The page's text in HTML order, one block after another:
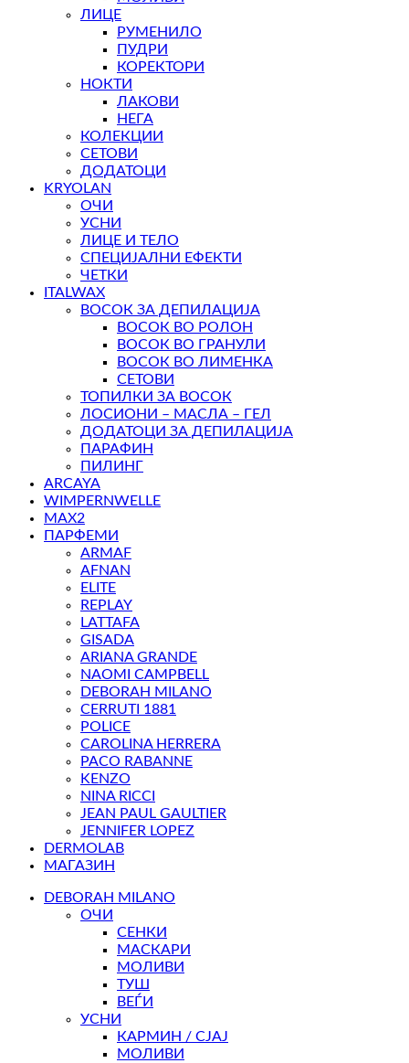
ЛИЦЕ
РУМЕНИЛО
ПУДРИ
КОРЕКТОРИ
НОКТИ
ЛАКОВИ
НЕГА
КОЛЕКЦИИ
СЕТОВИ
ДОДАТОЦИ
KRYOLAN
ОЧИ
УСНИ
ЛИЦЕ И ТЕЛО
СПЕЦИЈАЛНИ ЕФЕКТИ
ЧЕТКИ
ITALWAX
ВОСОК ЗА ДЕПИЛАЦИЈА
ВОСОК ВО РОЛОН
ВОСОК ВО ГРАНУЛИ
ВОСОК ВО ЛИМЕНКА
СЕТОВИ
ТОПИЛКИ ЗА ВОСОК
ЛОСИОНИ – МАСЛА – ГЕЛ
ДОДАТОЦИ ЗА ДЕПИЛАЦИЈА
ПАРАФИН
ПИЛИНГ
ARCAYA
WIMPERNWELLE
MAX2
ПАРФЕМИ
ARMAF
AFNAN
ELITE
REPLAY
LATTAFA
GISADA
ARIANA GRANDE
NAOMI CAMPBELL
DEBORAH MILANO
CERRUTI 1881
POLICE
CAROLINA HERRERA
PACO RABANNE
KENZO
NINA RICCI
JEAN PAUL GAULTIER
JENNIFER LOPEZ
DERMOLAB
МАГАЗИН
DEBORAH MILANO
ОЧИ
СЕНКИ
МАСКАРИ
МОЛИВИ
ТУШ
ВЕЃИ
УСНИ
КАРМИН / СЈАЈ
МОЛИВИ